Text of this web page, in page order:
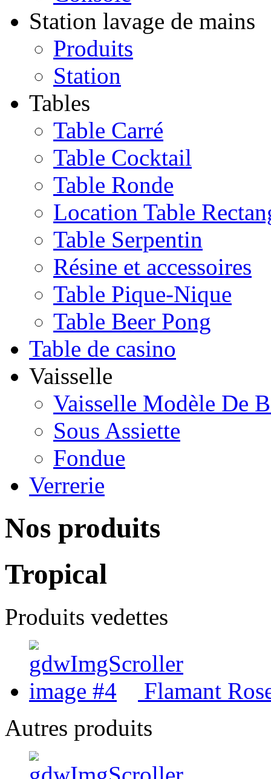
Station lavage de mains
Produits
Station
Tables
Table Carré
Table Cocktail
Table Ronde
Location Table
Table Serpentin
Résine et accessoires
Table Pique-Nique
Table Beer Pong
Table de casino
Vaisselle
Vaisselle Modèle De
Sous Assiette
Fondue
Verrerie
Nos produits
Tropical
Produits vedettes
Flamant
Autres produits